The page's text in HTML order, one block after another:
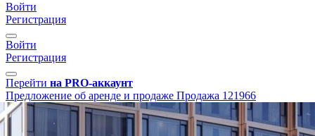
Войти
Регистрация
Войти
Регистрация
Перейти на PRO-аккаунт
Предложение об аренде и продаже Продажа 121966